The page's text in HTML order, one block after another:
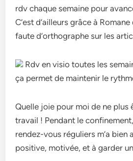
rdv chaque semaine pour
C’est d’ailleurs grâce à Romane
faute d’orthographe sur les
Rdv en visio toutes les
ça permet de maintenir le
Quelle joie pour moi de ne plus
travail ! Pendant le
rendez-vous réguliers m’a bien
positive, motivée, et à garder